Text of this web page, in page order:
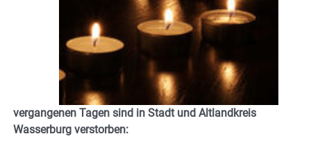
vergangenen Tagen sind in Stadt und Altlandkreis
Wasserburg verstorben: